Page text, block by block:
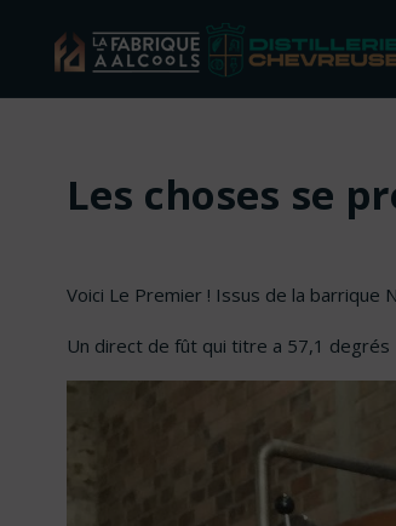
Les choses se
Voici Le Premier ! Issus de la barrique
Un direct de fût qui titre a 57,1 degrés